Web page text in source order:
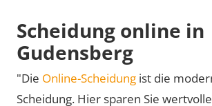
Scheidung online in
Gudensberg
"Die Online-Scheidung ist die
Scheidung. Hier sparen Sie